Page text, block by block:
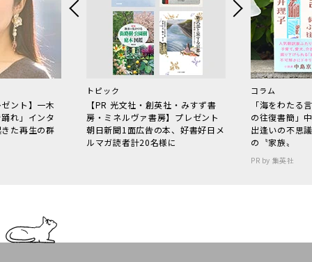
ント】一木
れ」インタ
た再生の群
トピック
【PR 光文社・創英社・みすず書
房・ミネルヴァ書房】プレゼント
朝日新聞1面広告の本、好書好日メ
ルマガ読者計20名様に
コラム
「海をわた
の往復書簡」
出逢いの不思
の〝家族〟
PR by 集英社